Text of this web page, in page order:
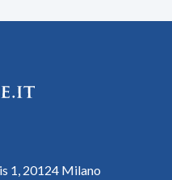
1, 20124 Milano